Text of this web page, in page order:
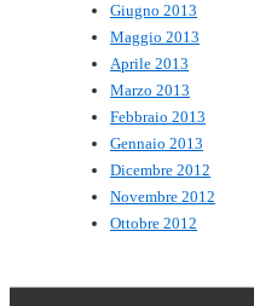
Giugno 2013
Maggio 2013
Aprile 2013
Marzo 2013
Febbraio 2013
Gennaio 2013
Dicembre 2012
Novembre 2012
Ottobre 2012